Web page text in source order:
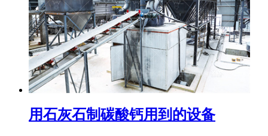
用石灰石制碳酸钙用到的设备